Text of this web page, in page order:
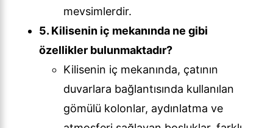
mevsimlerdir.
5. Kilisenin iç mekanında ne gibi
özellikler bulunmaktadır?
Kilisenin iç mekanında, çatının
duvarlara bağlantısında kullanılan
gömülü kolonlar, aydınlatma ve